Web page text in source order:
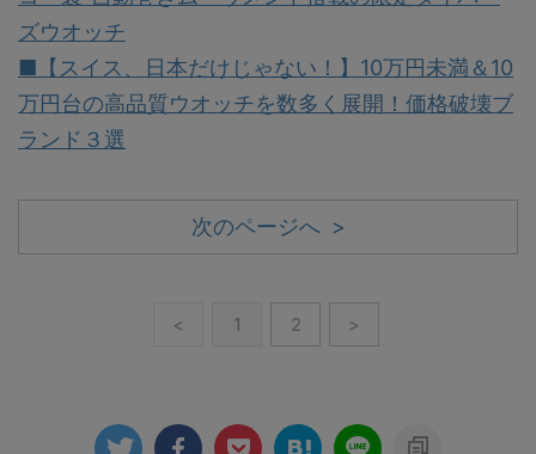
ズウオッチ
■【スイス、日本だけじゃない！】10万円未満＆10
万円台の高品質ウオッチを数多く展開！価格破壊ブ
ランド３選
次のページへ >
< 1 2 >